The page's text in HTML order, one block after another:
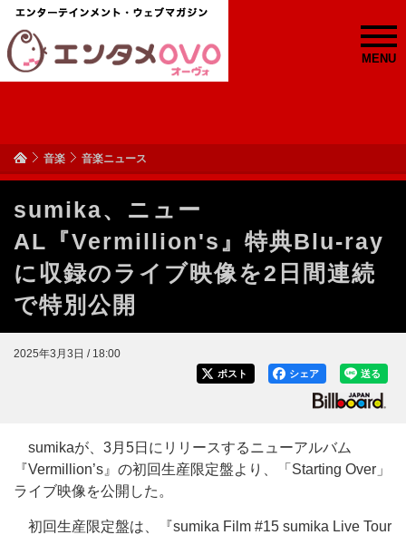
MENU
音楽 音楽ニュース
sumika、ニュー
AL『Vermillion's』特典Blu-ray
に収録のライブ映像を2日間連続
で特別公開
2025年3月3日 / 18:00
送る
シェア
ポスト
sumikaが、3月5日にリリースするニューアルバム
『Vermillion’s』の初回生産限定盤より、「Starting Over」
ライブ映像を公開した。
初回生産限定盤は、『sumika Film #15 sumika Live Tour